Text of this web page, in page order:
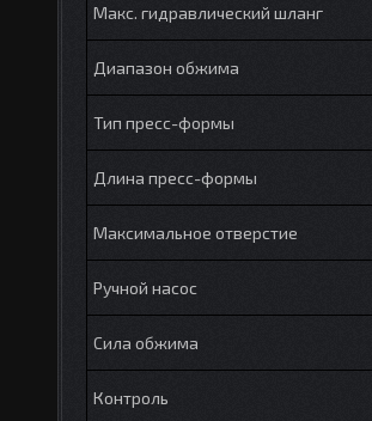
Макс. гидравлический шланг
Диапазон обжима
Тип пресс-формы
Длина пресс-формы
Максимальное отверстие
Ручной насос
Сила обжима
Контроль